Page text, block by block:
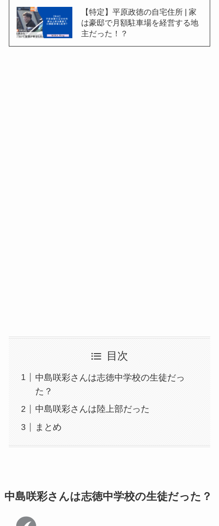
【特定】平原政徳の自宅住所 | 家
は豪邸で月額駐車場を経営する地
主だった！？
目次
中島咲彩さんは志徳中学校の生徒だっ
た？
中島咲彩さんは陸上部だった
まとめ
中島咲彩さんは志徳中学校の生徒だった？